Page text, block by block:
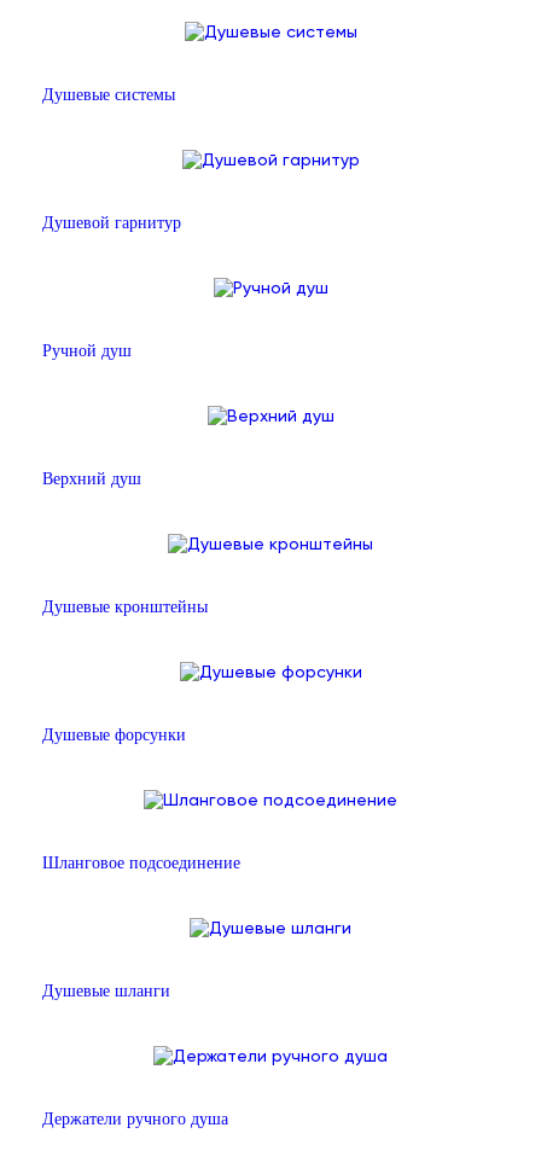
Душевые системы
Душевой гарнитур
Ручной душ
Верхний душ
Душевые кронштейны
Душевые форсунки
Шланговое подсоединение
Душевые шланги
Держатели ручного душа